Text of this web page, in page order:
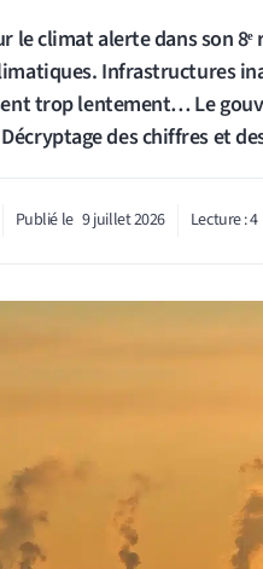
le climat alerte dans son
Infrastructures
trop lentement… Le
des chiffres et
Publié le 9 juillet 2026 Lecture :4